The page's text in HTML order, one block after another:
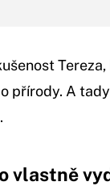
přírody. A
vlastně